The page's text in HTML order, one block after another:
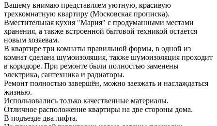
Вашему внимаю представляем уютную, красивую
трехкомнатную квартиру (Московская прописка).
Вместительная кухня "Мария" с продуманными местами
хранения, а также встроенной бытовой техникой остается
новым хозяевам.
В квартире три комнаты правильной формы, в одной из
комнат сделана шумоизоляция, также шумоизоляция проходит
в коридоре. При ремонте были полностью заменены
электрика, сантехника и радиаторы.
Ремонт полностью завершён, можно заезжать и наслаждаться
жизнью.
Использовались только качественные материалы.
Отличное расположение квартиры на две стороны дома.
В подъезде два лифта.